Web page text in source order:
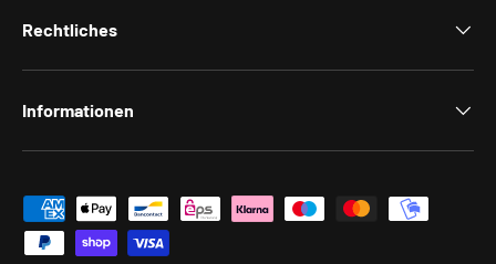
Rechtliches
Informationen
Zahlungsmethoden